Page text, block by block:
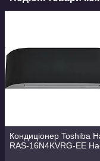
Кондиціонер Toshiba
RAS-16N4KVRG-EE